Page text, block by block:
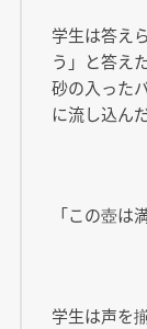
学生は答え
う」と答え
砂の入った
に流し込ん
「この壺は
学生は声を